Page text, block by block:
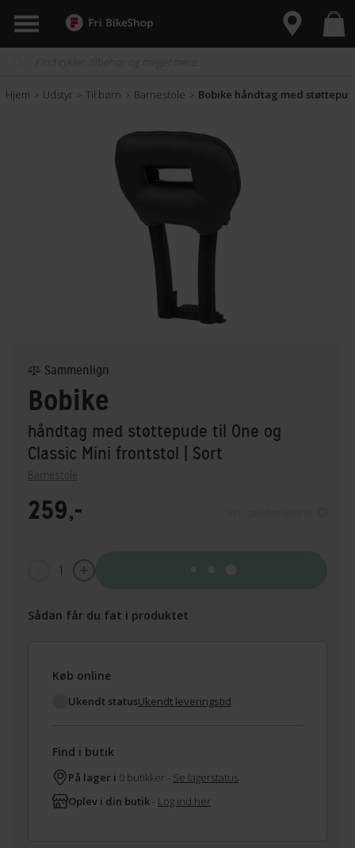
Hjem > Udstyr > Til børn > Barnestole > Bobike håndtag med
Bobike
håndtag med støttepude til One og
Classic Mini frontstol
| Sort
Barnestole
Sammenlign
259,-
1
Sådan får du fat i produktet
Køb online
Ukendt statusUkendt leveringstid
Find i butik
På lager i 0 butikker - Se lagerstatus
Oplev i din butik - Log ind her